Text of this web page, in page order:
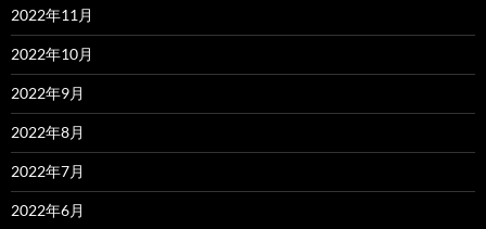
2022年11月
2022年10月
2022年9月
2022年8月
2022年7月
2022年6月